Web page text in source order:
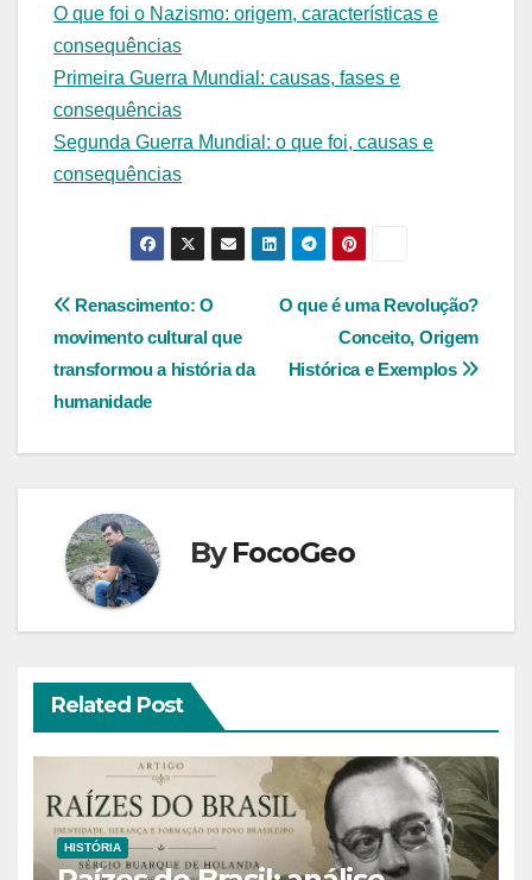
O que foi o Nazismo: origem, características e
consequências
Primeira Guerra Mundial: causas, fases e
consequências
Segunda Guerra Mundial: o que foi, causas e
consequências
Navegação
de
Post
O que é uma Revolução?
Conceito, Origem
Histórica e Exemplos
Renascimento: O
movimento cultural que
transformou a história da
humanidade
ByFocoGeo
Related Post
HISTÓRIA